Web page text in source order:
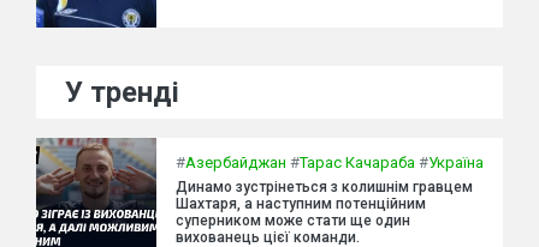
У тренді
#Азербайджан #Тарас Качараба #Україна
Динамо зустрінеться з колишнім гравцем
Шахтаря, а наступним потенційним
суперником може стати ще один
вихованець цієї команди.